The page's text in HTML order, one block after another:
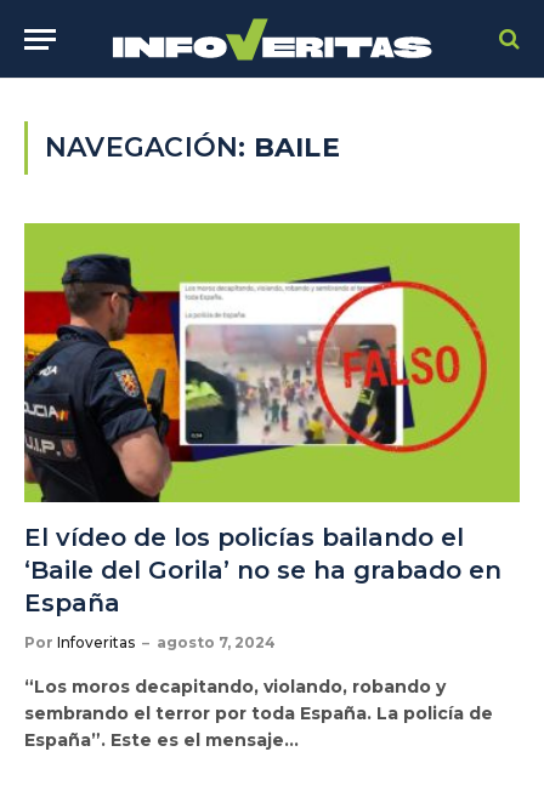
NAVEGACIÓN: BAILE
El vídeo de los policías bailando el
‘Baile del Gorila’ no se ha grabado en
España
Por Infoveritas agosto 7, 2024
“Los moros decapitando, violando, robando y
sembrando el terror por toda España. La policía de
España”. Este es el mensaje…